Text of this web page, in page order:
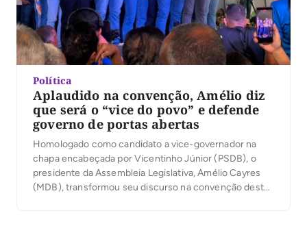
Política
Aplaudido na convenção, Amélio diz
que será o “vice do povo” e defende
governo de portas abertas
Homologado como candidato a vice-governador na
chapa encabeçada por Vicentinho Júnior (PSDB), o
presidente da Assembleia Legislativa, Amélio Cayres
(MDB), transformou seu discurso na convenção desta